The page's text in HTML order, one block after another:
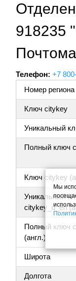
918235
Телефон: +7
Номер
Ключ citykey
Уникальный
Полный ключ
Ключ citykey
Уникальный
citykey_u_en
Полный ключ
(англ.)
Широта
Долгота
Мы